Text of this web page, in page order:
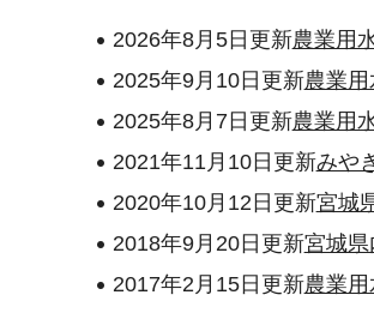
2026年8月5日更新農業用
2025年9月10日更新農業用
2025年8月7日更新農業用
2021年11月10日更新みや
2020年10月12日更新宮城
2018年9月20日更新宮城県
2017年2月15日更新農業用